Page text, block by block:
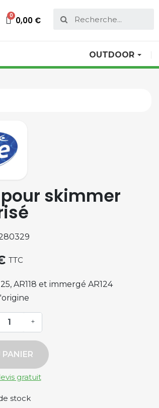
0,00 €
OUTDOOR
skimmer
TTC
AR118 et immergé AR124
+
gratuit
stock